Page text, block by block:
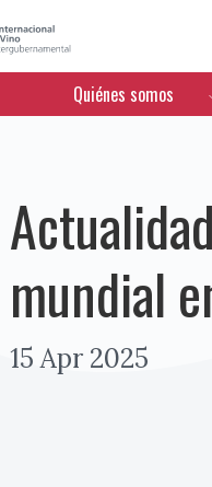
Menú de
Quiénes somos
mundial
15 Apr 2025